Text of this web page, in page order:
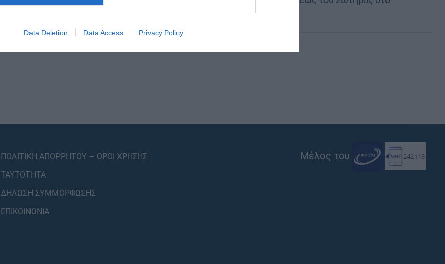
Data Deletion Data Access Privacy Policy
ΠΟΛΙΤΙΚΗ ΑΠΟΡΡΗΤΟΥ – ΟΡΟΙ ΧΡΗΣΗΣ
ΤΑΥΤΟΤΗΤΑ
ΔΗΛΩΣΗ ΣΥΜΜΟΡΦΩΣΗΣ
ΕΠΙΚΟΙΝΩΝΙΑ
Μέλος του